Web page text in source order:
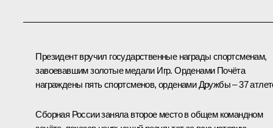
Президент вручил государственные награды спортсменам,
завоевавшим золотые медали Игр.Орденами Почёта
награждены пять спортсменов, орденами Дружбы– 37
Сборная России заняла второе место в общем командном